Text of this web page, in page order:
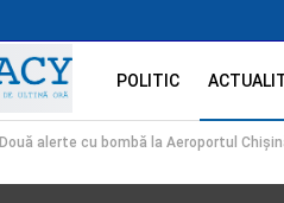
POLITIC
Două alerte cu bombă la Aeroportul